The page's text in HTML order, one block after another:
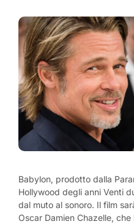
Babylon, prodotto dalla
Hollywood degli anni Venti
dal muto al sonoro. Il film
Oscar Damien Chazelle,